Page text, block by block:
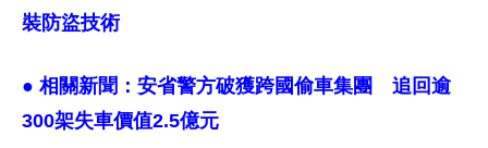
裝防盜技術
● 相關新聞： 安省警方破獲跨國偷車集團 追回逾
300架失車價值2.5億元